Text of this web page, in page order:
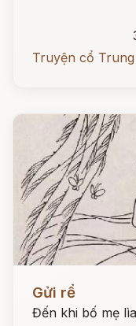
Truyện cổ
Gửi rể
Đến khi bố mẹ